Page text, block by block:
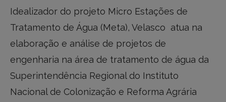
Idealizador do projeto Micro Estações de
Tratamento de Água (Meta), Velasco atua na
elaboração e análise de projetos de
engenharia na área de tratamento de água da
Superintendência Regional do Instituto
Nacional de Colonização e Reforma Agrária